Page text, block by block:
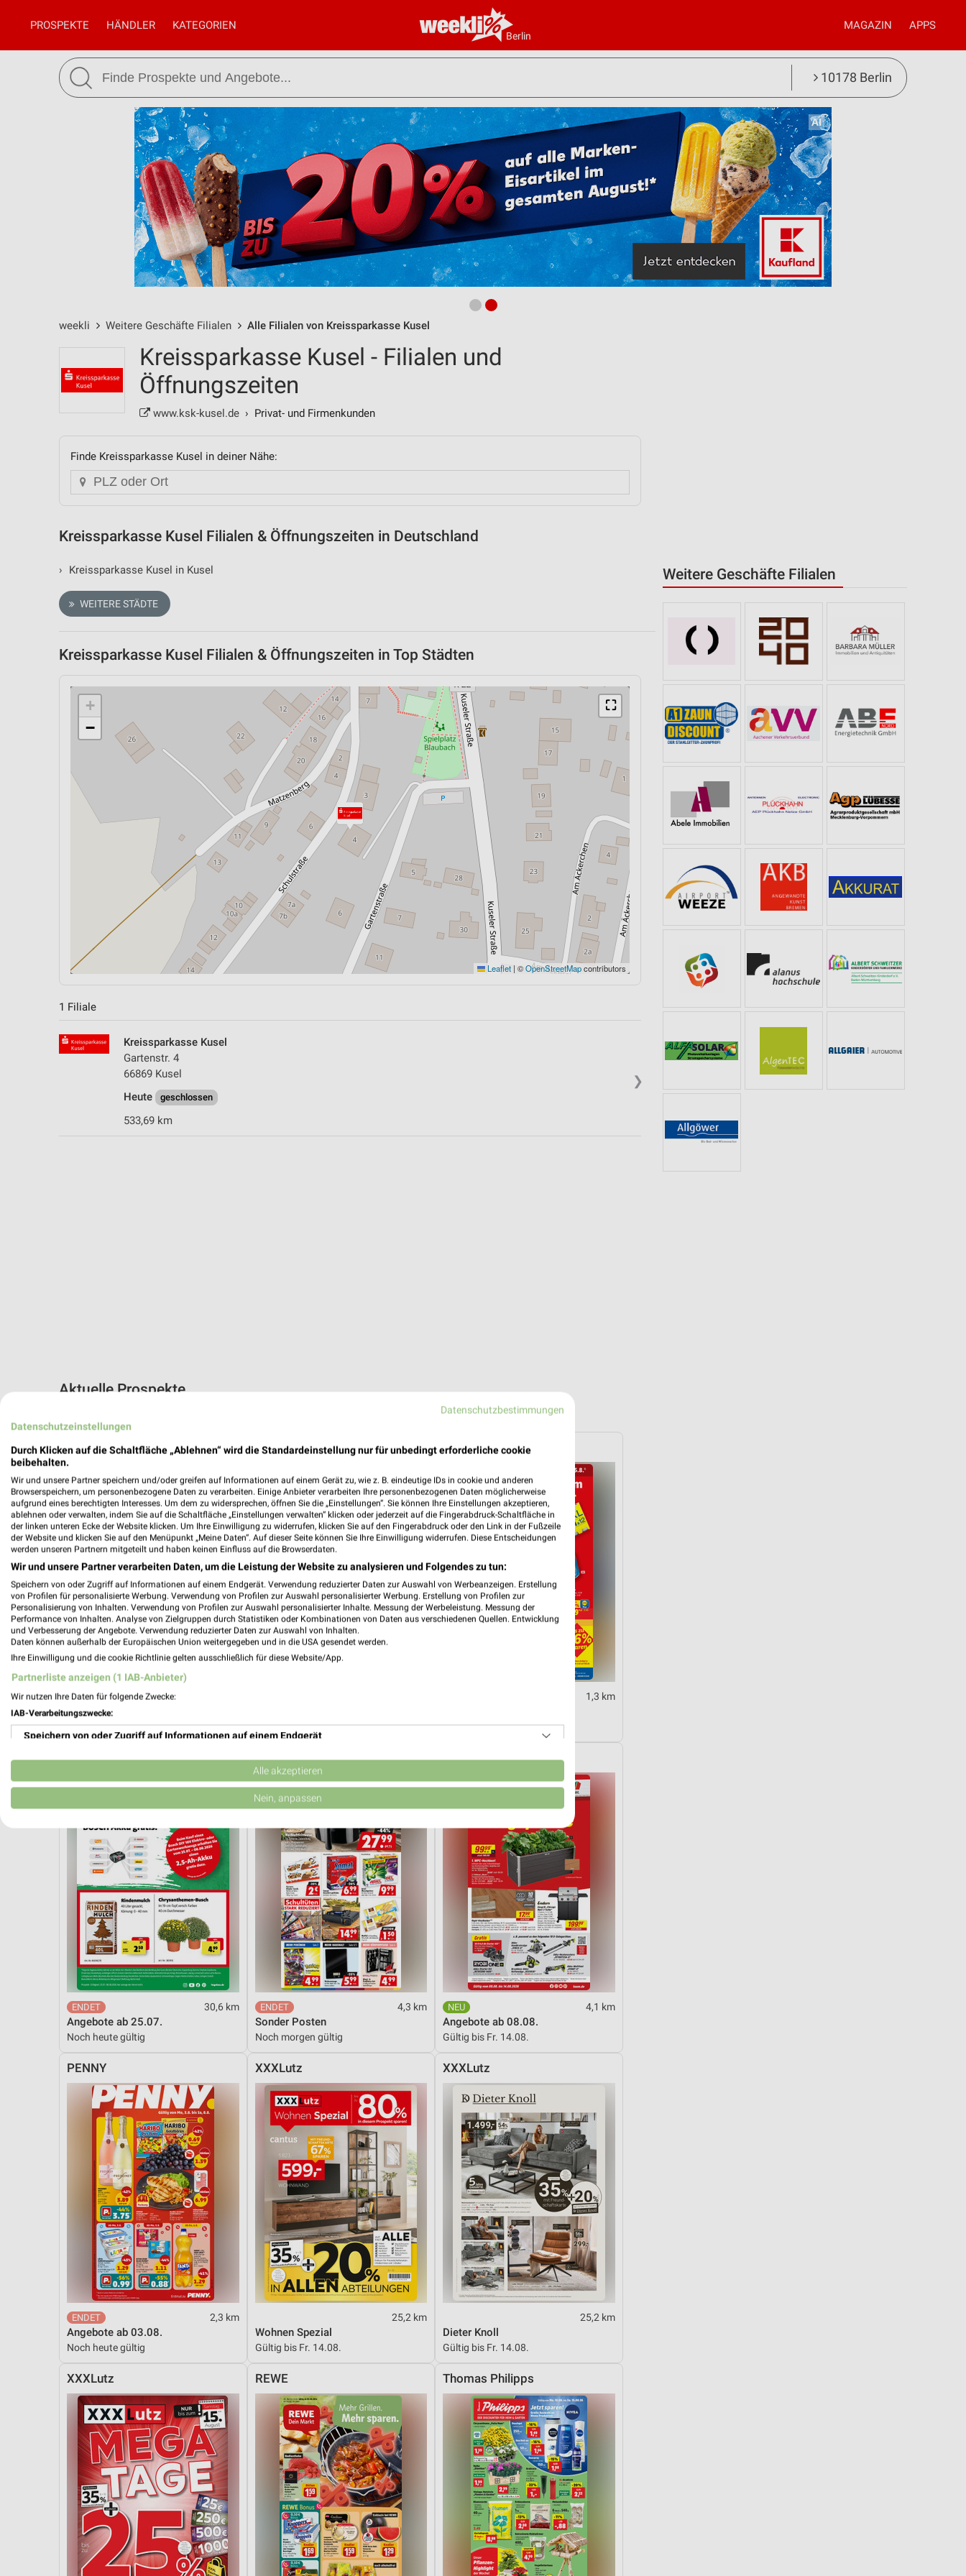
Berlin
PROSPEKTE HÄNDLER KATEGORIEN MAGAZIN APPS
10178 Berlin
weekli Weitere Geschäfte Filialen Alle Filialen von Kreissparkasse Kusel
Weitere Geschäfte Filialen
Kreissparkasse Kusel - Filialen und
Öffnungszeiten
www.ksk-kusel.de › Privat- und Firmenkunden
Finde Kreissparkasse Kusel in deiner Nähe:
Kreissparkasse Kusel Filialen & Öffnungszeiten in Deutschland
› Kreissparkasse Kusel in Kusel
WEITERE STÄDTE
Kreissparkasse Kusel Filialen & Öffnungszeiten in Top Städten
⛶
+
−
Leaflet | ©OpenStreetMapcontributors
1 Filiale
❯
Kreissparkasse Kusel
Gartenstr. 4
66869 Kusel
Heute
geschlossen
533,69 km
Aktuelle Prospekte
Lidl
Angebote ab 03.08.
Noch heute gültig
DAS FUTTERHAUS
Noch heute gültig
Lidl
1,3 km
Gültig ab Mo. 10.08.
hagebaumarkt
30,6 km
Angebote ab 25.07.
Noch heute gültig
Mäc-Geiz
4,3 km
Sonder Posten
Noch morgen gültig
toom Baumarkt
4,1 km
Angebote ab 08.08.
Gültig bis Fr. 14.08.
PENNY
2,3 km
Angebote ab 03.08.
Noch heute gültig
XXXLutz
25,2 km
Wohnen Spezial
Gültig bis Fr. 14.08.
XXXLutz
25,2 km
Dieter Knoll
Gültig bis Fr. 14.08.
XXXLutz REWE Thomas Philipps
Datenschutzbestimmungen
Datenschutzeinstellungen
Durch Klicken auf die Schaltfläche „Ablehnen“ wird die Standardeinstellung nur für unbedingt erforderliche cookie
beibehalten.
Wir und unsere Partner speichern und/oder greifen auf Informationen auf einem Gerät zu, wie z. B. eindeutige IDs in cookie und anderen
Browserspeichern, um personenbezogene Daten zu verarbeiten. Einige Anbieter verarbeiten Ihre personenbezogenen Daten möglicherweise
aufgrund eines berechtigten Interesses. Um dem zu widersprechen, öffnen Sie die „Einstellungen“. Sie können Ihre Einstellungen akzeptieren,
ablehnen oder verwalten, indem Sie auf die Schaltfläche „Einstellungen verwalten“ klicken oder jederzeit auf die Fingerabdruck-Schaltfläche in
der linken unteren Ecke der Website klicken. Um Ihre Einwilligung zu widerrufen, klicken Sie auf den Fingerabdruck oder den Link in der Fußzeile
der Website und klicken Sie auf den Menüpunkt „Meine Daten“. Auf dieser Seite können Sie Ihre Einwilligung widerrufen. Diese Entscheidungen
werden unseren Partnern mitgeteilt und haben keinen Einfluss auf die Browserdaten.
Wir und unsere Partner verarbeiten Daten, um die Leistung der Website zu analysieren und Folgendes zu tun:
Speichern von oder Zugriff auf Informationen auf einem Endgerät. Verwendung reduzierter Daten zur Auswahl von Werbeanzeigen. Erstellung
von Profilen für personalisierte Werbung. Verwendung von Profilen zur Auswahl personalisierter Werbung. Erstellung von Profilen zur
Personalisierung von Inhalten. Verwendung von Profilen zur Auswahl personalisierter Inhalte. Messung der Werbeleistung. Messung der
Performance von Inhalten. Analyse von Zielgruppen durch Statistiken oder Kombinationen von Daten aus verschiedenen Quellen. Entwicklung
und Verbesserung der Angebote. Verwendung reduzierter Daten zur Auswahl von Inhalten.
Daten können außerhalb der Europäischen Union weitergegeben und in die USA gesendet werden.
Ihre Einwilligung und die cookie Richtlinie gelten ausschließlich für diese Website/App.
Partnerliste anzeigen (1 IAB-Anbieter)
Wir nutzen Ihre Daten für folgende Zwecke:
IAB-Verarbeitungszwecke:
Speichern von oder Zugriff auf Informationen auf einem Endgerät
Verwendung reduzierter Daten zur Auswahl von Werbeanzeigen
Erstellung von Profilen für personalisierte Werbung
Erstellung von Profilen zur Personalisierung von Inhalten
Verwendung von Profilen zur Auswahl personalisierter Inhalte
Messung der Werbeleistung
Messung der Performance von Inhalten
Analyse von Zielgruppen durch Statistiken oder Kombinationen von Daten aus verschiedenen
Entwicklung und Verbesserung der Angebote
Verwendung reduzierter Daten zur Auswahl von Inhalten
IAB-Besonderheiten:
Verwendung genauer Standortdaten
Geräte anhand von aktiv angeforderten Informationen identifizieren
Nicht-IAB-Verarbeitungszwecke:
Alle akzeptieren
Nein, anpassen